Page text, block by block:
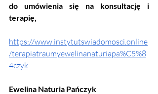
do umówienia się na konsultację i
terapię,
https://www.instytutswiadomosci.online
/terapiatraumyewelinanaturiapa%C5%8
4czyk
Ewelina Naturia Pańczyk